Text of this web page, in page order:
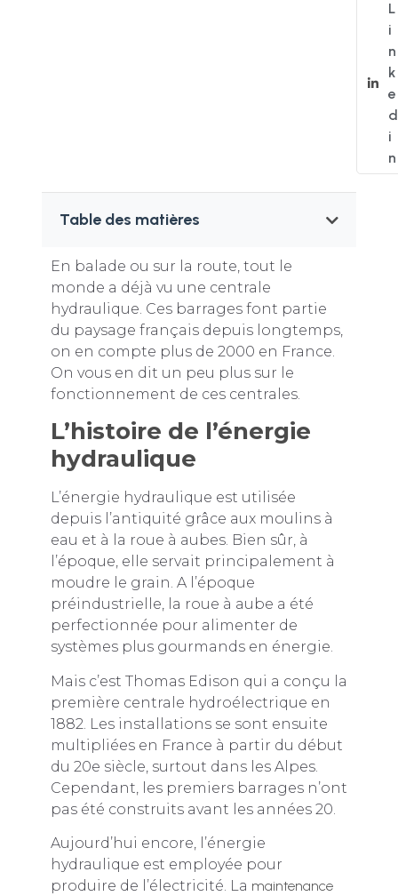
L
i
n
k
e
d
i
n
Table des matières
En balade ou sur la route, tout le
monde a déjà vu une centrale
hydraulique. Ces barrages font partie
du paysage français depuis longtemps,
on en compte plus de 2000 en France.
On vous en dit un peu plus sur le
fonctionnement de ces centrales.
L’histoire de l’énergie
hydraulique
L’énergie hydraulique est utilisée
depuis l’antiquité grâce aux moulins à
eau et à la roue à aubes. Bien sûr, à
l’époque, elle servait principalement à
moudre le grain. A l’époque
préindustrielle, la roue à aube a été
perfectionnée pour alimenter de
systèmes plus gourmands en énergie.
Mais c’est Thomas Edison qui a conçu la
première centrale hydroélectrique en
1882. Les installations se sont ensuite
multipliées en France à partir du début
du 20e siècle, surtout dans les Alpes.
Cependant, les premiers barrages n’ont
pas été construits avant les années 20.
Aujourd’hui encore, l’énergie
hydraulique est employée pour
produire de l’électricité. La maintenance